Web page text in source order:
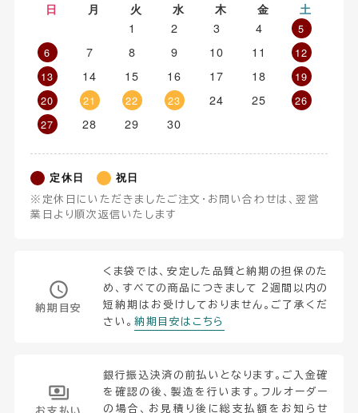
日
月 火 水 木 金 土
1 2 3 4
5
6
7 8 9 10 11
12
13
14 15 16 17 18
19
20
21 22 23 24 25
26
27
28 29 30
定休日 祝日
※定休日にいただきましたご注文・お問い合わせは、翌営
業日より順次返信いたします
納期目安
くま袋では、安定した品質と納期の担保のた
め、すべての商品につきまして 2週間以内の
短納期はお受けしておりません。ご了承くだ
さい。納期目安はこちら
銀行振込決済の前払いとなります。ご入金確
を確認の後、製造を行います。フルオーダー
の場合、お見積り後に総支払額をお知らせ